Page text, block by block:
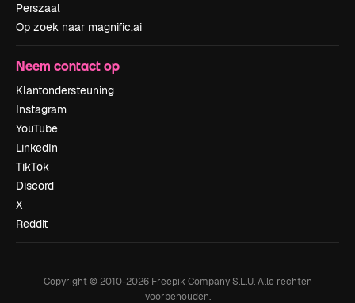
Perszaal
Op zoek naar magnific.ai
Neem contact op
Klantondersteuning
Instagram
YouTube
LinkedIn
TikTok
Discord
X
Reddit
Copyright © 2010-2026Freepik Company S.L.U. Alle rechten
voorbehouden.